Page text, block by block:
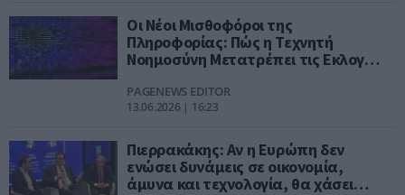
Οι Νέοι Μισθοφόροι της
Πληροφορίας: Πώς η Τεχνητή
Νοημοσύνη Μετατρέπει τις Εκλογές
PAGENEWS EDITOR
13.06.2026 | 16:23
Πιερρακάκης: Αν η Ευρώπη δεν
ενώσει δυνάμεις σε οικονομία,
άμυνα και τεχνολογία, θα χάσει